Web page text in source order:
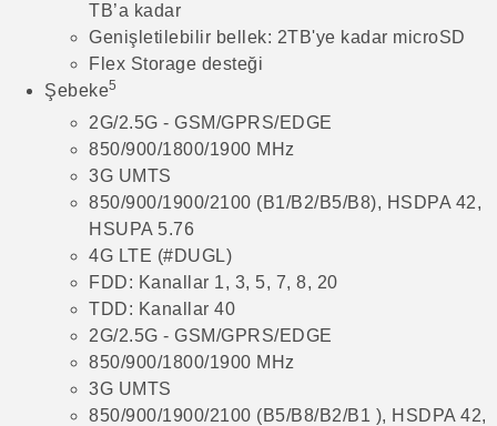
TB’a kadar
Genişletilebilir bellek: 2TB'ye kadar microSD
Flex Storage desteği
Şebeke5
2G/2.5G - GSM/GPRS/EDGE
850/900/1800/1900 MHz
3G UMTS
850/900/1900/2100 (B1/B2/B5/B8), HSDPA 42,
HSUPA 5.76
4G LTE (#DUGL)
FDD: Kanallar 1, 3, 5, 7, 8, 20
TDD: Kanallar 40
2G/2.5G - GSM/GPRS/EDGE
850/900/1800/1900 MHz
3G UMTS
850/900/1900/2100 (B5/B8/B2/B1 ), HSDPA 42,